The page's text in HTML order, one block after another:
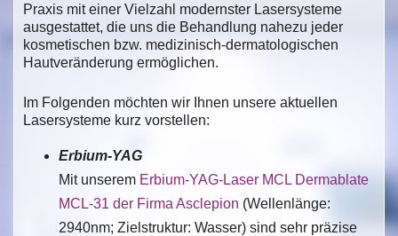
Praxis mit einer Vielzahl modernster Lasersysteme
ausgestattet, die uns die Behandlung nahezu jeder
kosmetischen bzw. medizinisch-dermatologischen
Hautveränderung ermöglichen.
Im Folgenden möchten wir Ihnen unsere aktuellen
Lasersysteme kurz vorstellen:
Erbium-YAG
Mit unserem Erbium-YAG-Laser MCL Dermablate
MCL-31 der Firma Asclepion (Wellenlänge:
2940nm; Zielstruktur: Wasser) sind sehr präzise